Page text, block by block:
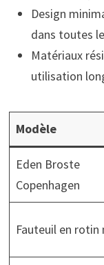
Design
dans toutes
Matériaux
utilisation
Modèle
Eden Broste
Copenhagen
Fauteuil en rotin